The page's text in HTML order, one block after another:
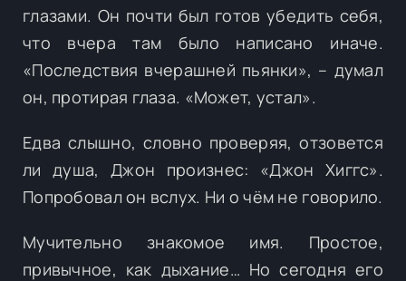
глазами. Он почти был готов убедить себя,
что вчера там было написано иначе.
«Последствия вчерашней пьянки», – думал
он, протирая глаза. «Может, устал».
Едва слышно, словно проверяя, отзовется
ли душа, Джон произнес: «Джон Хиггс».
Попробовал он вслух. Ни о чём не говорило.
Мучительно знакомое имя. Простое,
привычное, как дыхание… Но сегодня его